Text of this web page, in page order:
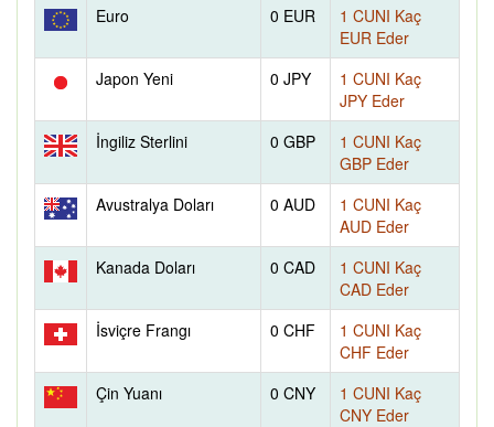
Euro
0 EUR
1 CUNI Kaç
EUR Eder
Japon Yeni
0 JPY
1 CUNI Kaç
JPY Eder
İngiliz Sterlini
0 GBP
1 CUNI Kaç
GBP Eder
Avustralya Doları
0 AUD
1 CUNI Kaç
AUD Eder
Kanada Doları
0 CAD
1 CUNI Kaç
CAD Eder
İsviçre Frangı
0 CHF
1 CUNI Kaç
CHF Eder
Çin Yuanı
0 CNY
1 CUNI Kaç
CNY Eder